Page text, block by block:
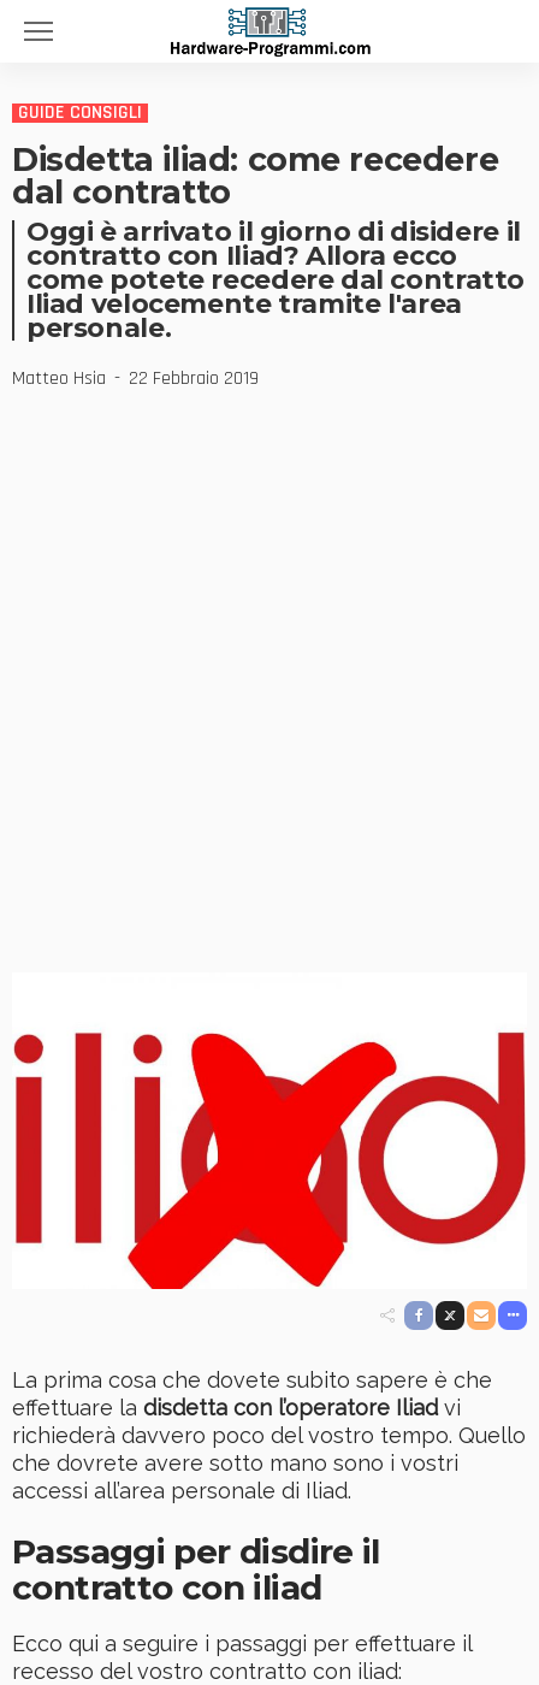
GUIDE CONSIGLI
Disdetta iliad: come recedere
dal contratto
Oggi è arrivato il giorno di disidere il
contratto con Iliad? Allora ecco
come potete recedere dal contratto
Iliad velocemente tramite l'area
personale.
Matteo Hsia 22 Febbraio 2019
La prima cosa che dovete subito sapere è che
effettuare la disdetta con l’operatore Iliadvi
richiederà davvero poco del vostro tempo. Quello
che dovrete avere sotto mano sono i vostri
accessi all’area personale di Iliad.
Passaggi per disdire il
contratto con iliad
Ecco qui a seguire i passaggi per effettuare il
recesso del vostro contratto con iliad: